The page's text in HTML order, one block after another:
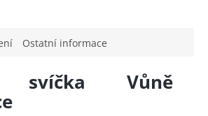
Ostatní informace
svíčka Vůně